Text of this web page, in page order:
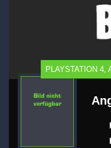
PLAYSTATION 4,